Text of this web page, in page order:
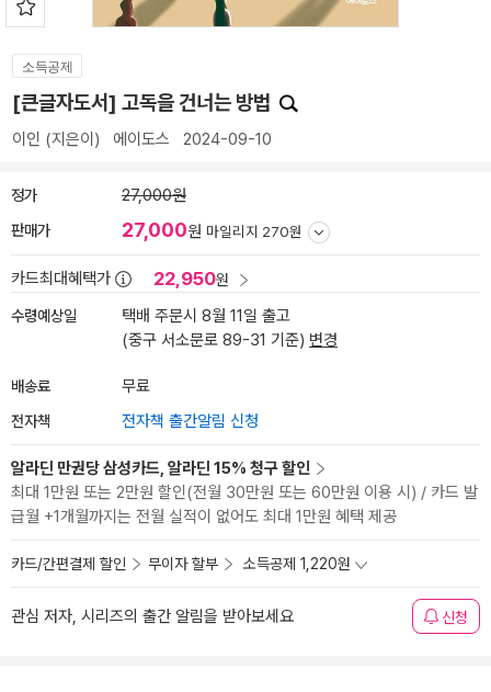
소득공제
[큰글자도서] 고독을 건너는 방법
이인 (지은이) 에이도스 2024-09-10
정가 27,000원
판매가 27,000원 마일리지 270원
카드최대혜택가 22,950원
수령예상일
택배 주문시 8월 11일 출고
(중구 서소문로 89-31 기준) 변경
배송료 무료
전자책 전자책 출간알림 신청
알라딘 만권당 삼성카드, 알라딘 15% 청구 할인
최대 1만원 또는 2만원 할인(전월 30만원 또는 60만원 이용 시) / 카드 발
급월 +1개월까지는 전월 실적이 없어도 최대 1만원 혜택 제공
카드/간편결제 할인 무이자 할부 소득공제 1,220원
관심 저자, 시리즈의 출간 알림을 받아보세요 신청